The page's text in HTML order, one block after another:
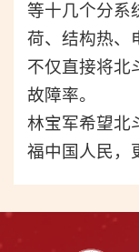
等十几个分系
荷、结构热、
不仅直接将北
故障率。
林宝军希望北
福中国人民，